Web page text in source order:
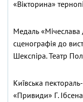
«Вікторина»
Медаль
сценографія до
Шекспіра. Театр
Київська
«Привиди» Г.